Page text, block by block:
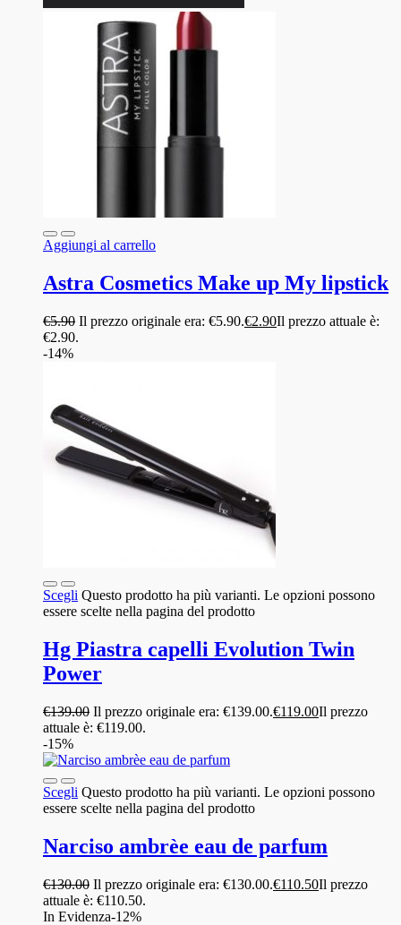
Aggiungi al carrello
Astra Cosmetics Make up My lipstick
€5.90 Il prezzo originale era: €5.90.€2.90Il prezzo attuale è:
€2.90.
-14%
Scegli Questo prodotto ha più varianti. Le opzioni possono
essere scelte nella pagina del prodotto
Hg Piastra capelli Evolution Twin
Power
€139.00 Il prezzo originale era: €139.00.€119.00Il prezzo
attuale è: €119.00.
-15%
Scegli Questo prodotto ha più varianti. Le opzioni possono
essere scelte nella pagina del prodotto
Narciso ambrèe eau de parfum
€130.00 Il prezzo originale era: €130.00.€110.50Il prezzo
attuale è: €110.50.
In Evidenza-12%